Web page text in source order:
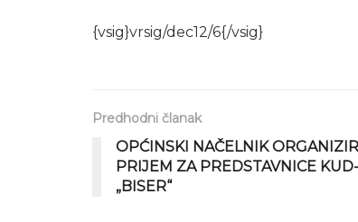
{vsig}vrsig/dec12/6{/vsig}
Predhodni članak
OPĆINSKI NAČELNIK
PRIJEM ZA PREDSTAVNICE
„BISER“